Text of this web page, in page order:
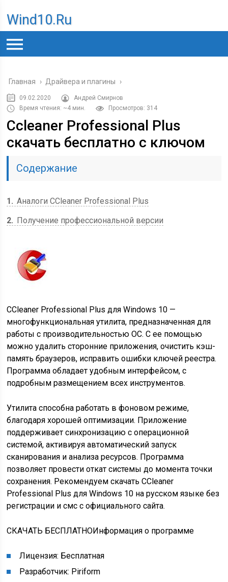
Wind10.ru
Главная › Драйвера и плагины ›
09.02.2020
Андрей Смирнов
Время чтения: ~4 мин.
Просмотров: 314
Ccleaner Professional Plus
скачать бесплатно с ключом
Содержание
1
Аналоги CCleaner Professional Plus
2
Получение профессиональной версии
CCleaner Professional Plus для Windows 10 —
многофункциональная утилита, предназначенная для
работы с производительностью ОС. С ее помощью
можно удалить сторонние приложения, очистить кэш-
память браузеров, исправить ошибки ключей реестра.
Программа обладает удобным интерфейсом, с
подробным размещением всех инструментов.
Утилита способна работать в фоновом режиме,
благодаря хорошей оптимизации. Приложение
поддерживает синхронизацию с операционной
системой, активируя автоматический запуск
сканирования и анализа ресурсов. Программа
позволяет провести откат системы до момента точки
сохранения. Рекомендуем скачать CCleaner
Professional Plus для Windows 10 на русском языке без
регистрации и смс с официального сайта.
СКАЧАТЬ БЕСПЛАТНОИнформация о программе
Лицензия: Бесплатная
Разработчик: Piriform